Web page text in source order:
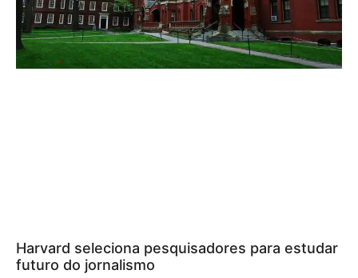
Harvard seleciona pesquisadores para estudar
futuro do jornalismo